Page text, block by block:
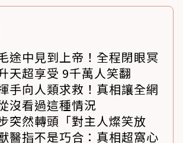
途中見到上帝！全程閉眼冥
天超享受 9千萬人笑翻
手向人類求救！真相讓全網
沒看過這種情況
突然轉頭「對主人燦笑放
醫指不是巧合：真相超窩心